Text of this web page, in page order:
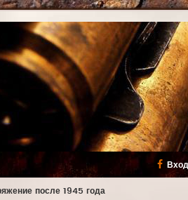
после 1945 года